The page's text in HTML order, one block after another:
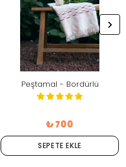
Peştamal - Bordürlü
₺ 700
SEPETE EKLE